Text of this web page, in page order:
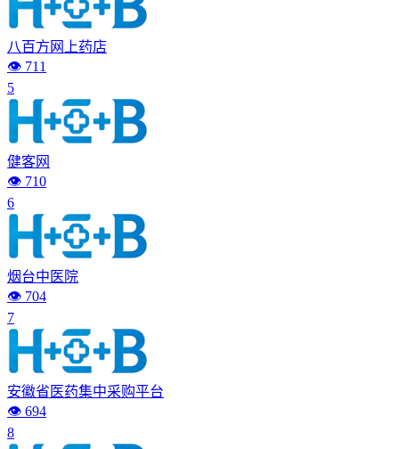
八百方网上药店
👁️ 711
5
健客网
👁️ 710
6
烟台中医院
👁️ 704
7
安徽省医药集中采购平台
👁️ 694
8